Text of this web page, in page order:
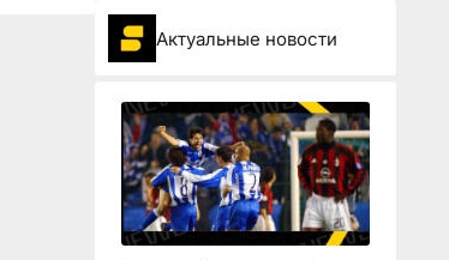
Актуальные новости